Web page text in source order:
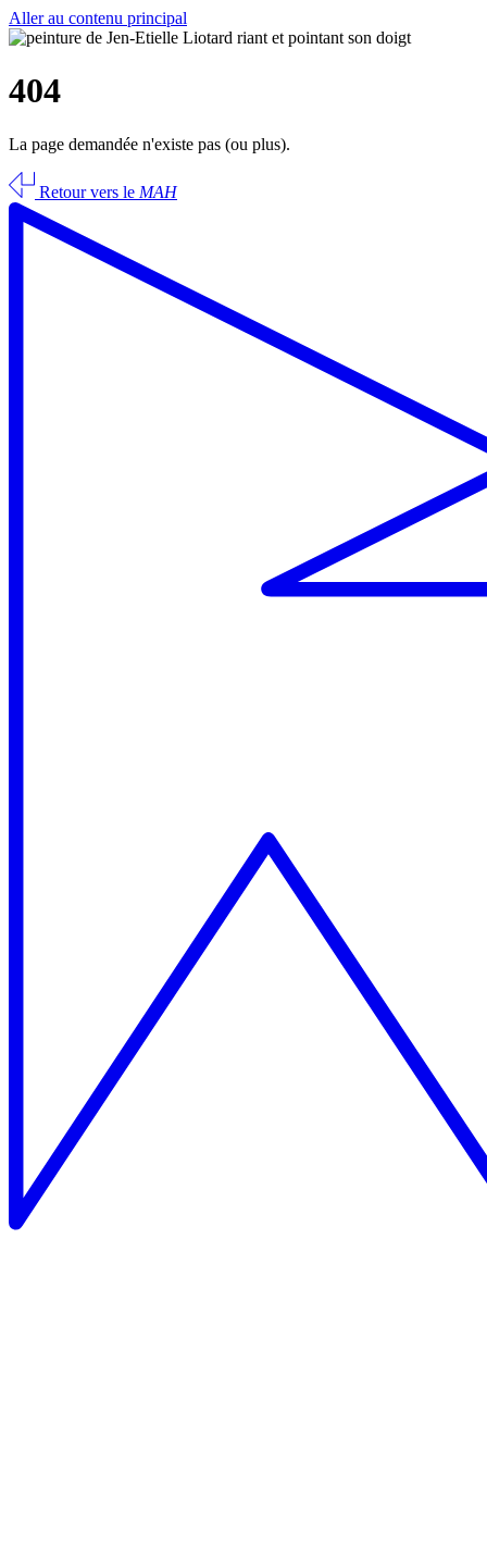
Aller au contenu principal
404
La page demandée n'existe pas (ou plus).
Retour vers le MAH